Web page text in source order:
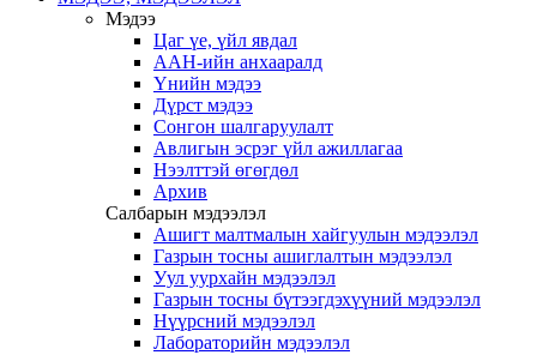
Мэдээ
Цаг үе, үйл явдал
ААН-ийн анхааралд
Үнийн мэдээ
Дүрст мэдээ
Сонгон шалгаруулалт
Авлигын эсрэг үйл ажиллагаа
Нээлттэй өгөгдөл
Архив
Салбарын мэдээлэл
Ашигт малтмалын хайгуулын мэдээлэл
Газрын тосны ашиглалтын мэдээлэл
Уул уурхайн мэдээлэл
Газрын тосны бүтээгдэхүүний мэдээлэл
Нүүрсний мэдээлэл
Лабораторийн мэдээлэл